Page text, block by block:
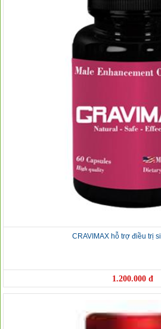
CRAVIMAX hỗ trợ điều trị
1.200.000 đ